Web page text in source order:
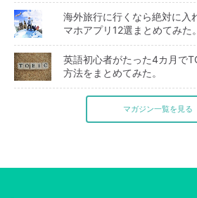
海外旅行に行くなら絶対に入
マホアプリ12選まとめてみた。
英語初心者がたった4カ月で
方法をまとめてみた。
マガジン一覧を見る